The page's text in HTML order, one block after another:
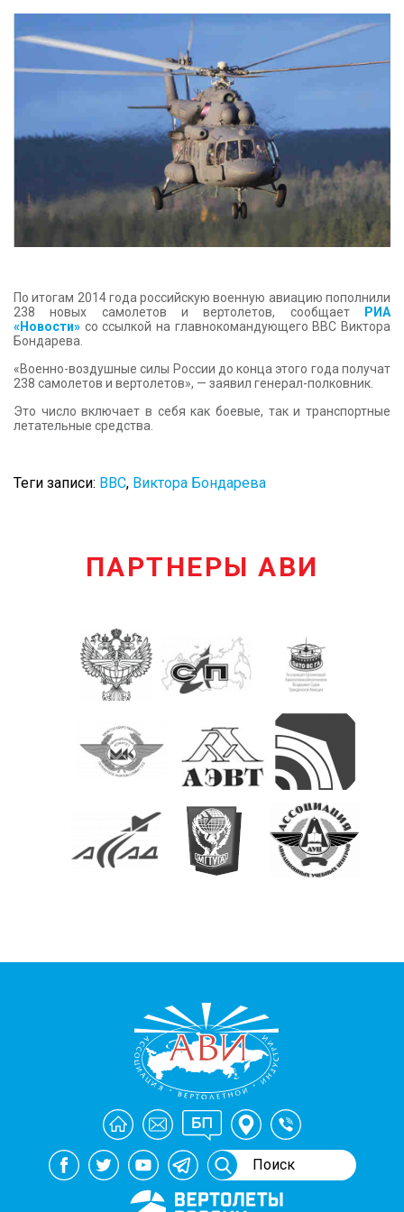
КОНТАКТЫ
По итогам 2014 года российскую военную авиацию пополнили
238 новых самолетов и вертолетов, сообщает
РИА
«Новости» со ссылкой на главнокомандующего ВВС Виктора
Бондарева.
«Военно-воздушные силы России до конца этого года получат
238 самолетов и вертолетов», — заявил генерал-полковник.
Это число включает в себя как боевые, так и транспортные
летательные средства.
Теги записи: ВВС, Виктора Бондарева
ПАРТНЕРЫ АВИ